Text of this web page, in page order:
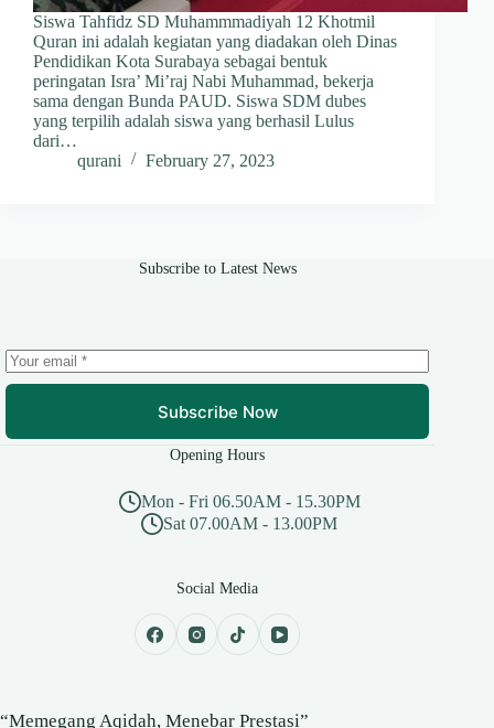
Siswa Tahfidz SD Muhammmadiyah 12 Khotmil
Quran ini adalah kegiatan yang diadakan oleh Dinas
Pendidikan Kota Surabaya sebagai bentuk
peringatan Isra’ Mi’raj Nabi Muhammad, bekerja
sama dengan Bunda PAUD. Siswa SDM dubes
yang terpilih adalah siswa yang berhasil Lulus
dari…
qurani
February 27, 2023
Subscribe to Latest News
Subscribe Now
Opening Hours
Mon - Fri 06.50AM - 15.30PM
Sat 07.00AM - 13.00PM
Social Media
“Memegang Aqidah, Menebar Prestasi”